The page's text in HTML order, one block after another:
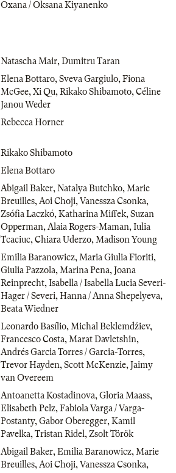
Oxana / Oksana Kiyanenko
Natascha Mair, Dumitru Taran
Elena Bottaro, Sveva Gargiulo, Fiona
McGee, Xi Qu, Rikako Shibamoto, Céline
Janou Weder
Rebecca Horner
Rikako Shibamoto
Elena Bottaro
Abigail Baker, Natalya Butchko, Marie
Breuilles, Aoi Choji, Vanessza Csonka,
Zsófia Laczkó, Katharina Miffek, Suzan
Opperman, Alaia Rogers-Maman, Iulia
Tcaciuc, Chiara Uderzo, Madison Young
Emilia Baranowicz, Maria Giulia Fioriti,
Giulia Pazzola, Marina Pena, Joana
Reinprecht, Isabella / Isabella Lucia Severi-
Hager / Severi, Hanna / Anna Shepelyeva,
Beata Wiedner
Leonardo Basílio, Michal Beklemdžiev,
Francesco Costa, Marat Davletshin,
Andrés Garcia Torres / Garcia-Torres,
Trevor Hayden, Scott McKenzie, Jaimy
van Overeem
Antoanetta Kostadinova, Gloria Maass,
Elisabeth Pelz, Fabiola Varga / Varga-
Postanty, Gabor Oberegger, Kamil
Pavelka, Tristan Ridel , Zsolt Török
Abigail Baker, Emilia Baranowicz, Marie
Breuilles, Aoi Choji, Vanessza Csonka,